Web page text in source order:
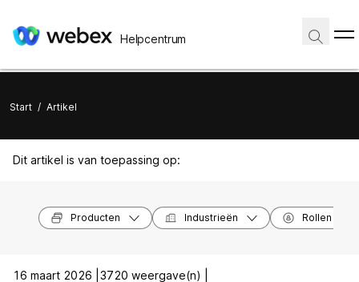
Helpcentrum
Start / Artikel
Dit artikel is van toepassing op:
Producten Industrieën Rollen
16 maart 2026 | 3720 weergave(n) |